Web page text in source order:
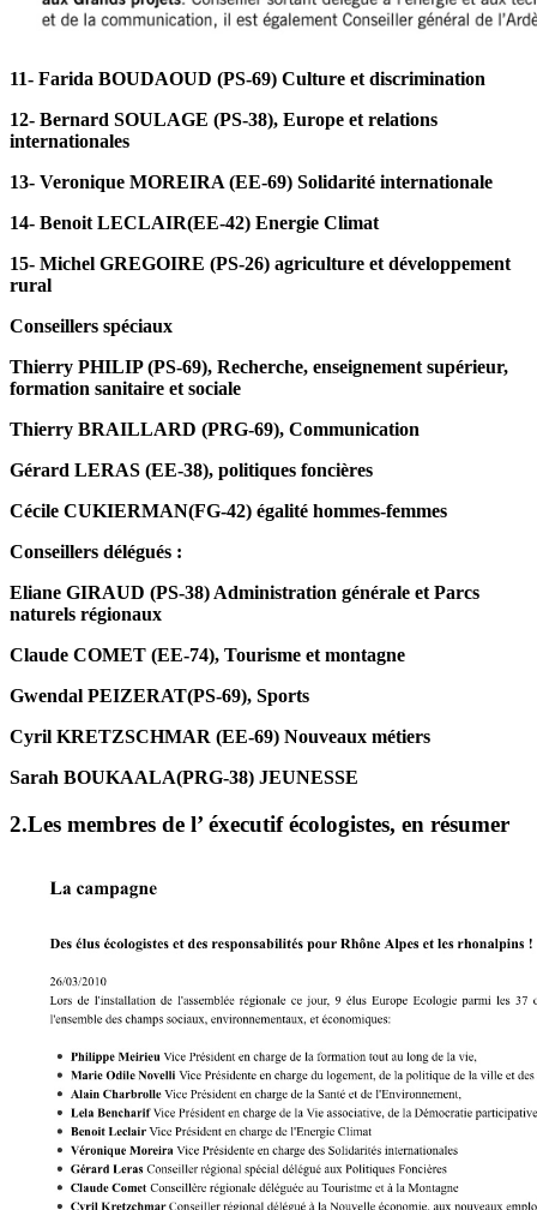
11- Farida BOUDAOUD (PS-69) Culture et discrimination
12- Bernard SOULAGE (PS-38), Europe et relations
internationales
13- Veronique MOREIRA (EE-69) Solidarité internationale
14- Benoit LECLAIR(EE-42) Energie Climat
15- Michel GREGOIRE (PS-26) agriculture et développement
rural
Conseillers spéciaux
Thierry PHILIP (PS-69), Recherche, enseignement supérieur,
formation sanitaire et sociale
Thierry BRAILLARD (PRG-69), Communication
Gérard LERAS (EE-38), politiques foncières
Cécile CUKIERMAN(FG-42) égalité hommes-femmes
Conseillers délégués :
Eliane GIRAUD (PS-38) Administration générale et Parcs
naturels régionaux
Claude COMET (EE-74), Tourisme et montagne
Gwendal PEIZERAT(PS-69), Sports
Cyril KRETZSCHMAR (EE-69) Nouveaux métiers
Sarah BOUKAALA(PRG-38) JEUNESSE
2.Les membres de l’ éxecutif écologistes, en résumer